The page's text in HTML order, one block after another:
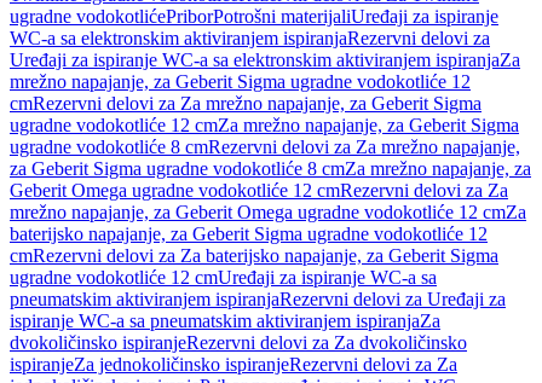
ugradne vodokotlićePriborPotrošni materijaliUređaji za ispiranje
WC-a sa elektronskim aktiviranjem ispiranjaRezervni delovi za
Uređaji za ispiranje WC-a sa elektronskim aktiviranjem ispiranjaZa
mrežno napajanje, za Geberit Sigma ugradne vodokotliće 12
cmRezervni delovi za Za mrežno napajanje, za Geberit Sigma
ugradne vodokotliće 12 cmZa mrežno napajanje, za Geberit Sigma
ugradne vodokotliće 8 cmRezervni delovi za Za mrežno napajanje,
za Geberit Sigma ugradne vodokotliće 8 cmZa mrežno napajanje, za
Geberit Omega ugradne vodokotliće 12 cmRezervni delovi za Za
mrežno napajanje, za Geberit Omega ugradne vodokotliće 12 cmZa
baterijsko napajanje, za Geberit Sigma ugradne vodokotliće 12
cmRezervni delovi za Za baterijsko napajanje, za Geberit Sigma
ugradne vodokotliće 12 cmUređaji za ispiranje WC-a sa
pneumatskim aktiviranjem ispiranjaRezervni delovi za Uređaji za
ispiranje WC-a sa pneumatskim aktiviranjem ispiranjaZa
dvokoličinsko ispiranjeRezervni delovi za Za dvokoličinsko
ispiranjeZa jednokoličinsko ispiranjeRezervni delovi za Za